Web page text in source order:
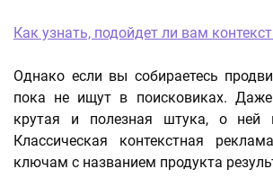
Как узнать, подойдет ли вам
Однако если вы собираетесь
пока не ищут в поисковиках.
крутая и полезная штука, о ней
Классическая контекстная
ключам с названием продукта